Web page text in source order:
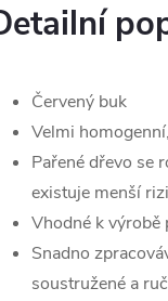
Červený buk
Velmi
Pařené dřevo se
existuje menší
Vhodné k výrobě
Snadno
soustružené a